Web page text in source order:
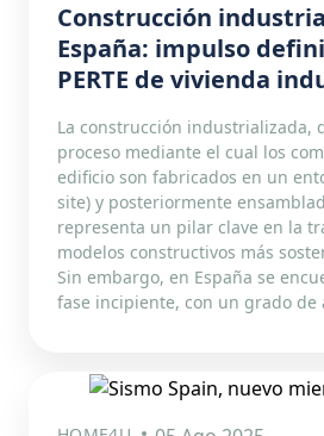
Construcción
España: impulso
PERTE de vivienda
La construcción industrializada,
proceso mediante el cual los
edificio son fabricados en un
site) y posteriormente
representa un pilar clave en la
modelos constructivos más
Sin embargo, en España se
fase incipiente, con un grado